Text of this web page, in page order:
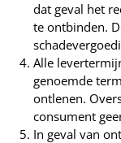
dat geval het
te ontbinden.
Alle
genoemde
ontlenen.
consument
In geval van